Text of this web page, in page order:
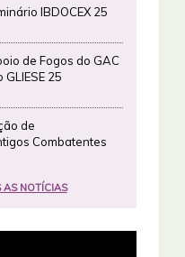
IBDOCEX 25
de Fogos do GAC
25
de
Combatentes
NOTÍCIAS